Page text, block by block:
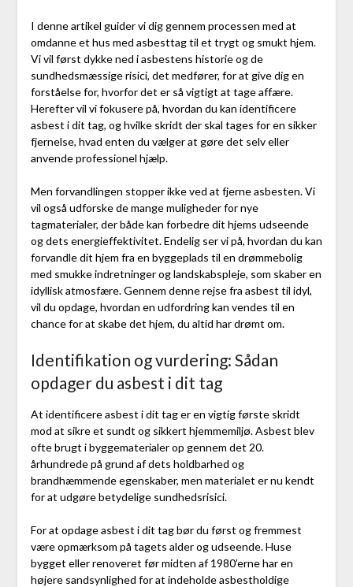
I denne artikel guider vi dig gennem processen med at
omdanne et hus med asbesttag til et trygt og smukt hjem.
Vi vil først dykke ned i asbestens historie og de
sundhedsmæssige risici, det medfører, for at give dig en
forståelse for, hvorfor det er så vigtigt at tage affære.
Herefter vil vi fokusere på, hvordan du kan identificere
asbest i dit tag, og hvilke skridt der skal tages for en sikker
fjernelse, hvad enten du vælger at gøre det selv eller
anvende professionel hjælp.
Men forvandlingen stopper ikke ved at fjerne asbesten. Vi
vil også udforske de mange muligheder for nye
tagmaterialer, der både kan forbedre dit hjems udseende
og dets energieffektivitet. Endelig ser vi på, hvordan du kan
forvandle dit hjem fra en byggeplads til en drømmebolig
med smukke indretninger og landskabspleje, som skaber en
idyllisk atmosfære. Gennem denne rejse fra asbest til idyl,
vil du opdage, hvordan en udfordring kan vendes til en
chance for at skabe det hjem, du altid har drømt om.
Identifikation og vurdering: Sådan
opdager du asbest i dit tag
At identificere asbest i dit tag er en vigtig første skridt
mod at sikre et sundt og sikkert hjemmemiljø. Asbest blev
ofte brugt i byggematerialer op gennem det 20.
århundrede på grund af dets holdbarhed og
brandhæmmende egenskaber, men materialet er nu kendt
for at udgøre betydelige sundhedsrisici.
For at opdage asbest i dit tag bør du først og fremmest
være opmærksom på tagets alder og udseende. Huse
bygget eller renoveret før midten af 1980’erne har en
højere sandsynlighed for at indeholde asbestholdige